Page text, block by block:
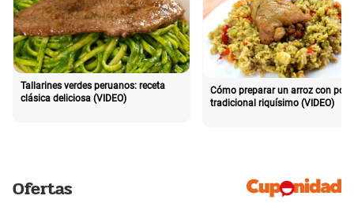
Tallarines verdes peruanos: receta
clásica deliciosa (VIDEO)
Cómo preparar un arroz con pollo
tradicional riquísimo (VIDEO)
Ofertas